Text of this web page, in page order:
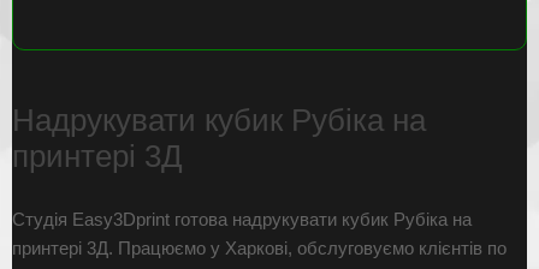
Надрукувати кубик Рубіка на
принтері 3Д
Студія Easy3Dprint готова надрукувати кубик Рубіка на
принтері 3Д. Працюємо у Харкові, обслуговуємо клієнтів по